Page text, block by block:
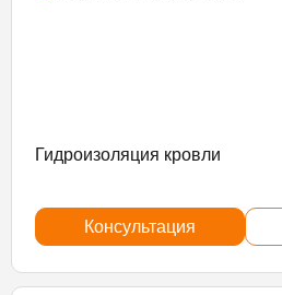
Гидроизоляция кровли
Консультация